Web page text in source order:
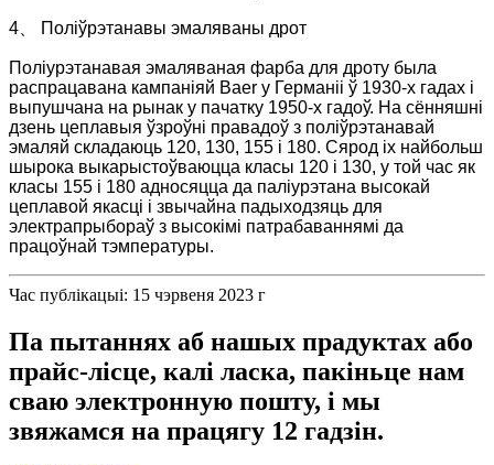
4、 Поліўрэтанавы эмаляваны дрот
Поліурэтанавая эмаляваная фарба для дроту была
распрацавана кампаніяй Baer у Германіі ў 1930-х гадах і
выпушчана на рынак у пачатку 1950-х гадоў. На сённяшні
дзень цеплавыя ўзроўні правадоў з поліўрэтанавай
эмаляй складаюць 120, 130, 155 і 180. Сярод іх найбольш
шырока выкарыстоўваюцца класы 120 і 130, у той час як
класы 155 і 180 адносяцца да паліурэтана высокай
цеплавой якасці і звычайна падыходзяць для
электрапрыбораў з высокімі патрабаваннямі да
працоўнай тэмпературы.
Час публікацыі: 15 чэрвеня 2023 г
Па пытаннях аб нашых прадуктах або
прайс-лісце, калі ласка, пакіньце нам
сваю электронную пошту, і мы
звяжамся на працягу 12 гадзін.